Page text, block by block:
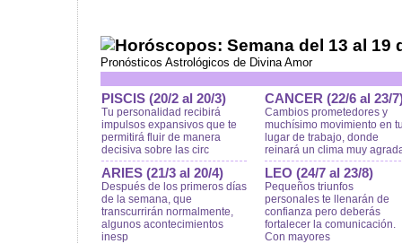
Horóscopos: Semana del 13 al 19
Pronósticos Astrológicos de Divina Amor
PISCIS (20/2 al 20/3)
Tu personalidad recibirá
impulsos expansivos que te
permitirá fluir de manera
decisiva sobre las circ
ARIES (21/3 al 20/4)
Después de los primeros días
de la semana, que
transcurrirán normalmente,
algunos acontecimientos
inesp
CANCER (22/6 al 23/
Cambios prometedores y
muchísimo movimiento en
lugar de trabajo, donde
reinará un clima muy
LEO (24/7 al 23/8)
Pequeños triunfos
personales te llenarán de
confianza pero deberás
fortalecer la comunicación.
Con mayores